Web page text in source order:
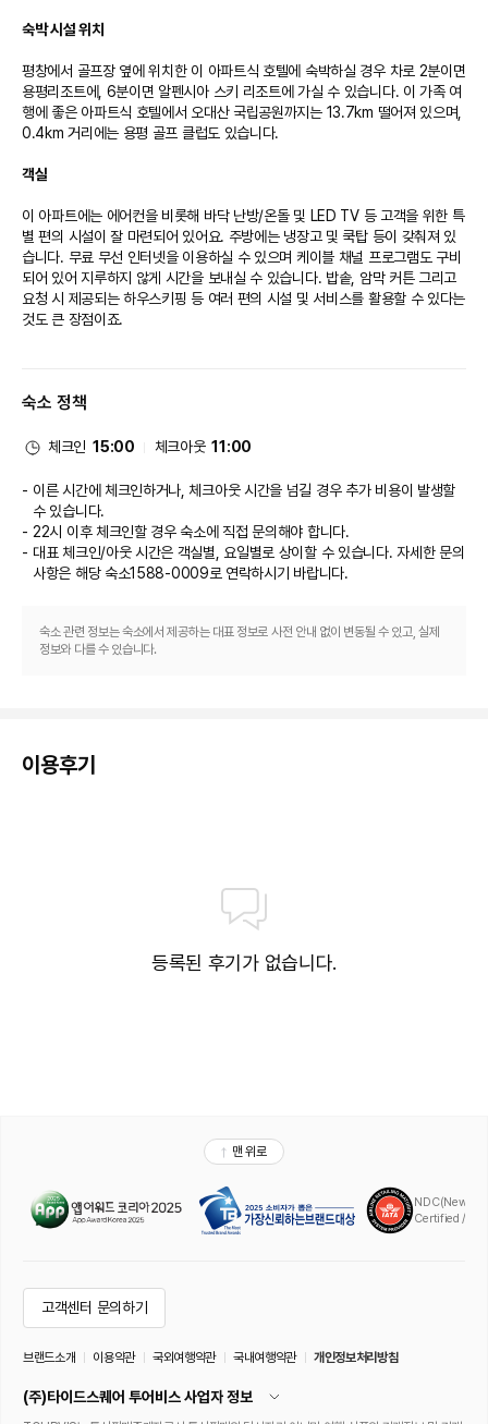
* 위치 : 용평리조트 워터파크(피크아일랜드)
[웰니스센터]
* 휴장일 : 매주 화, 수요일 휴장
* 위치 : 용평워터파크 4층
※ 사전 예약 필수 (033-330-8162) , 문의시간 : 목~월 09:00 ~ 18:00
[애니포레(모노레일+가문비치유숲)]
* 휴장일 : 상시운영, 우천 시 휴장
* 위치 : 더 골드(구 골드스낵)
* 반려견 동반가능 (모노레일 탑승 시, 이동장/케이지 이용 필수)
※ 24개월 미만 무료 입장(의료보험증 등 지참)
[용평루지]
[딥다이브 뮤지엄(전시)]
* 운영시간 : 10:00~19:00(입장마감 18:00)
* 위치 : 그린피아 콘도 뒷편
[공룡해양랜드]
* 운영시간 : 주중 10:00~19:20, 주말 09:30 ~19:20 (20시 마감)
- 휴장일 : 매주 화, 수 휴장
* 위치 : 그린피아콘도 지하 3층
일이 변경될 수 있으니, 반드시 홈페이지 확인 후 이용바랍니다.
숙박 시설 위치
평창에서 골프장 옆에 위치한 이 아파트식 호텔에 숙박하실 경우 차로 2분이면
용평리조트에, 6분이면 알펜시아 스키 리조트에 가실 수 있습니다. 이 가족 여
행에 좋은 아파트식 호텔에서 오대산 국립공원까지는 13.7km 떨어져 있으며,
0.4km 거리에는 용평 골프 클럽도 있습니다.
객실
이 아파트에는 에어컨을 비롯해 바닥 난방/온돌 및 LED TV 등 고객을 위한 특
별 편의 시설이 잘 마련되어 있어요. 주방에는 냉장고 및 쿡탑 등이 갖춰져 있
습니다. 무료 무선 인터넷을 이용하실 수 있으며 케이블 채널 프로그램도 구비
되어 있어 지루하지 않게 시간을 보내실 수 있습니다. 밥솥, 암막 커튼 그리고
요청 시 제공되는 하우스키핑 등 여러 편의 시설 및 서비스를 활용할 수 있다는
것도 큰 장점이죠.
편리하게 스키를 착용한 채로 출입할 수 있는 이 아파트식 호텔에는 워터파크
키 보관 시설 및 시설 내 쇼핑 시설도 편의 시설/서비스로 마련되어 있습니다.
식당
이 아파트식 호텔에는 2 개의 레스토랑이 있습니다. 이중 한 곳에서 만족스러
운 식사를 즐겨보세요. 아침 식사(뷔페)를 매일 07:00 ~ 10:00에 유료로 이
비즈니스, 기타 편의시설
숙소 정책
체크인 15:00 체크아웃 11:00
이른 시간에 체크인하거나, 체크아웃 시간을 넘길 경우 추가 비용이 발생할
수 있습니다.
22시 이후 체크인할 경우 숙소에 직접 문의해야 합니다.
대표 체크인/아웃 시간은 객실별, 요일별로 상이할 수 있습니다. 자세한 문의
사항은 해당 숙소1588-0009로 연락하시기 바랍니다.
숙소 관련 정보는 숙소에서 제공하는 대표 정보로 사전 안내 없이 변동될 수 있고, 실제
정보와 다를 수 있습니다.
이용후기
등록된 후기가 없습니다.